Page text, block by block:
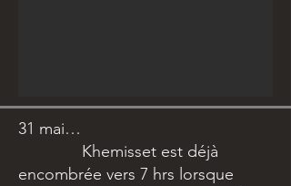
31 mai…
Khemisset est déjà
encombrée vers 7 hrs lorsque